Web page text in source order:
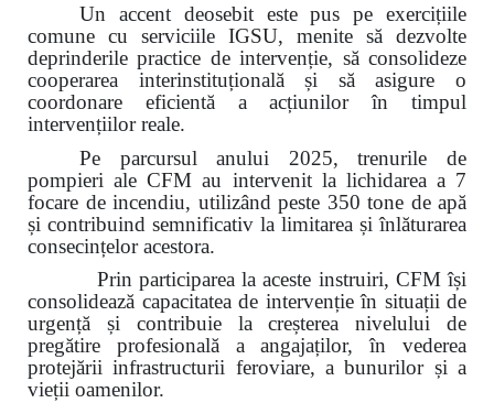
Un accent deosebit este pus pe exercițiile
comune cu serviciile IGSU, menite să dezvolte
deprinderile practice de intervenție, să consolideze
cooperarea interinstituțională și să asigure o
coordonare eficientă a acțiunilor în timpul
intervențiilor reale.
Pe parcursul anului 2025, trenurile de
pompieri ale CFM au intervenit la lichidarea a 7
focare de incendiu, utilizând peste 350 tone de apă
și contribuind semnificativ la limitarea și înlăturarea
consecințelor acestora.
Prin participarea la aceste instruiri, CFM își
consolidează capacitatea de intervenție în situații de
urgență și contribuie la creșterea nivelului de
pregătire profesională a angajaților, în vederea
protejării infrastructurii feroviare, a bunurilor și a
vieții oamenilor.